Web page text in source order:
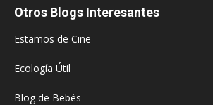
Otros Blogs Interesantes
Estamos de Cine
Ecología Útil
Blog de Bebés